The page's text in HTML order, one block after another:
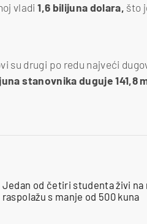
vladi1,6 bilijuna dolara, što
su drugi po redu najveći
stanovnika duguje 141,8
Jedan od četiri studenta živi
raspolažu s manje od 500 kuna